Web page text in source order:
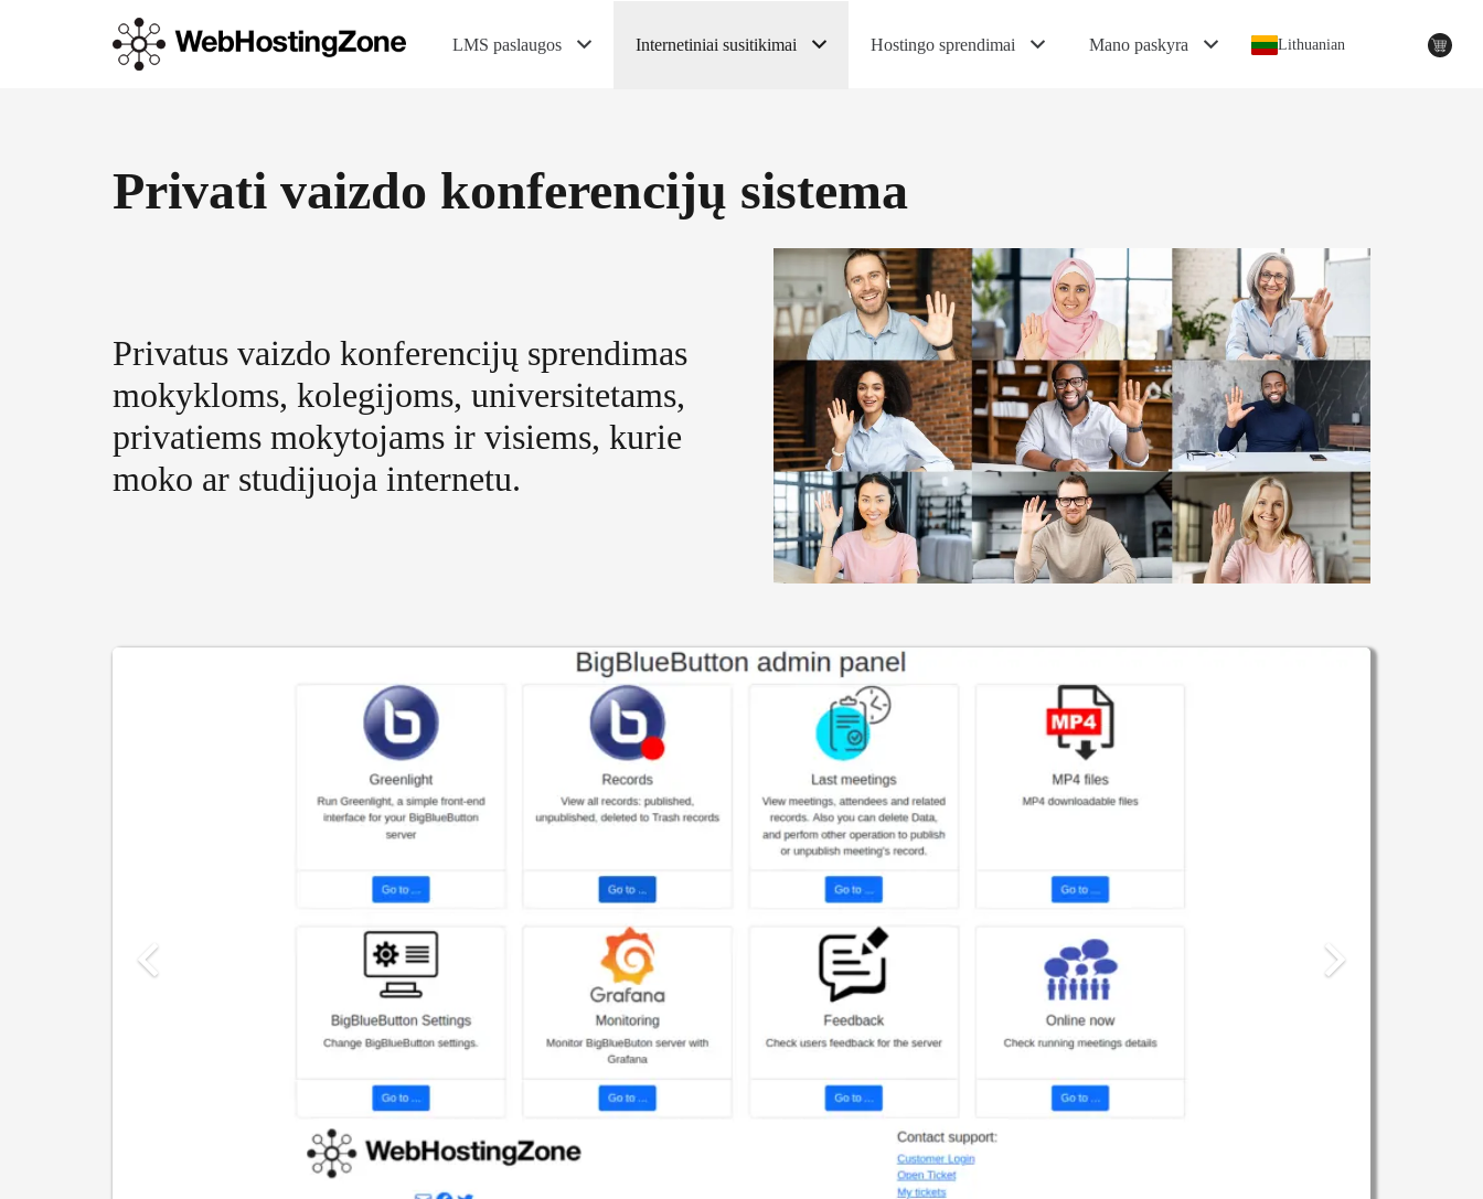
LMS paslaugos Internetiniai susitikimai Hostingo sprendimai Mano paskyra Lithuanian
Privati ​​vaizdo konferencijų sistema
Privatus vaizdo konferencijų sprendimas
mokykloms, kolegijoms, universitetams,
privatiems mokytojams ir visiems, kurie
moko ar studijuoja internetu.